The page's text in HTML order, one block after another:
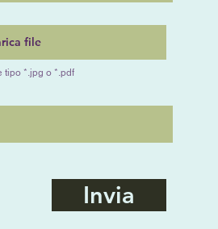
file
tipo *.jpg o *.pdf
Invia